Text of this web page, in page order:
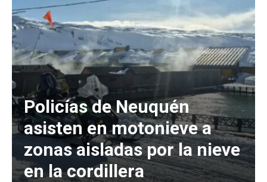
Policías de Neuquén
asisten en motonieve a
zonas aisladas por la nieve
en la cordillera